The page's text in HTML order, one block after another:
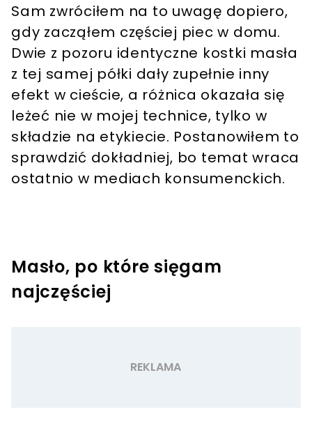
Sam zwróciłem na to uwagę dopiero,
gdy zacząłem częściej piec w domu.
Dwie z pozoru identyczne kostki masła
z tej samej półki dały zupełnie inny
efekt w cieście, a różnica okazała się
leżeć nie w mojej technice, tylko w
składzie na etykiecie. Postanowiłem to
sprawdzić dokładniej, bo temat wraca
ostatnio w mediach konsumenckich.
Masło, po które sięgam
najczęściej